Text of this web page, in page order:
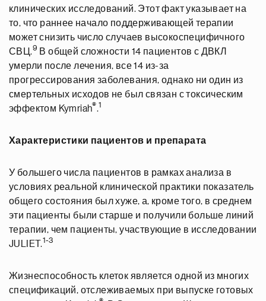
клинических исследований. Этот факт указывает на
то, что раннее начало поддерживающей терапии
может снизить число случаев высокоспецифичного
СВЦ.9 В общей сложности 14 пациентов с ДВКЛ
умерли после лечения, все 14 из-за
прогрессирования заболевания, однако ни один из
смертельных исходов не был связан с токсическим
эффектом Kymriah®.1
Характеристики пациентов и препарата
У большего числа пациентов в рамках анализа в
условиях реальной клинической практики показатель
общего состояния был хуже, а, кроме того, в среднем
эти пациенты были старше и получили больше линий
терапии, чем пациенты, участвующие в исследовании
JULIET.1-3
Жизнеспособность клеток является одной из многих
спецификаций, отслеживаемых при выпуске готовых